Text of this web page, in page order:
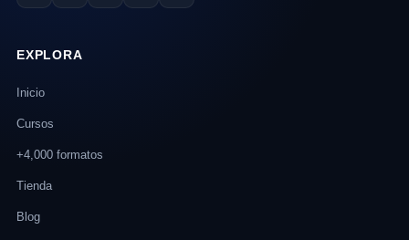
EXPLORA
Inicio
Cursos
+4,000 formatos
Tienda
Blog